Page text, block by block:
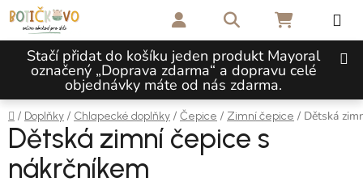
Přejít na obsah
Stačí přidat do košíku jeden produkt Mayoral
označený „Doprava zdarma“ a dopravu celé
objednávky máte od nás zdarma.
Hledat NÁKUPNÍ
Domů
/ Doplňky / Chlapecké doplňky / Čepice / Zimní čepice / Dětská
Dětská zimní čepice s
nákrčníkem